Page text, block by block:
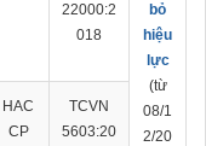
22000:2
018
bỏ
hiệu
lực
(từ
08/1
2/20
HAC
CP
TCVN
5603:20